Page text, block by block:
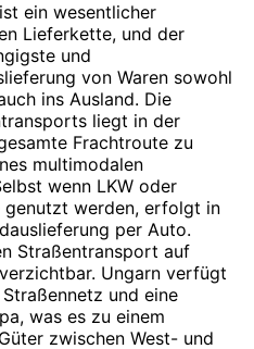
ein wesentlicher
Lieferkette, und der
und
von Waren sowohl
ins Ausland. Die
liegt in der
Frachtroute zu
multimodalen
wenn LKW oder
genutzt werden, erfolgt in
per Auto.
Straßentransport auf
Ungarn verfügt
und eine
was es zu einem
zwischen West- und